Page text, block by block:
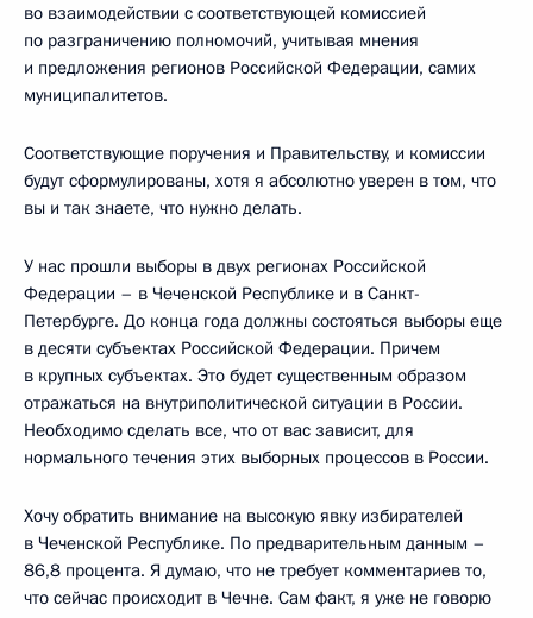
во взаимодействии с соответствующей комиссией
по разграничению полномочий, учитывая мнения
и предложения регионов Российской Федерации, самих
муниципалитетов.
Соответствующие поручения и Правительству, и комиссии
будут сформулированы, хотя я абсолютно уверен в том, что
вы и так знаете, что нужно делать.
У нас прошли выборы в двух регионах Российской
Федерации – в Чеченской Республике и в Санкт-
Петербурге. До конца года должны состояться выборы еще
в десяти субъектах Российской Федерации. Причем
в крупных субъектах. Это будет существенным образом
отражаться на внутриполитической ситуации в России.
Необходимо сделать все, что от вас зависит, для
нормального течения этих выборных процессов в России.
Хочу обратить внимание на высокую явку избирателей
в Чеченской Республике. По предварительным данным –
86,8 процента. Я думаю, что не требует комментариев то,
что сейчас происходит в Чечне. Сам факт, я уже не говорю